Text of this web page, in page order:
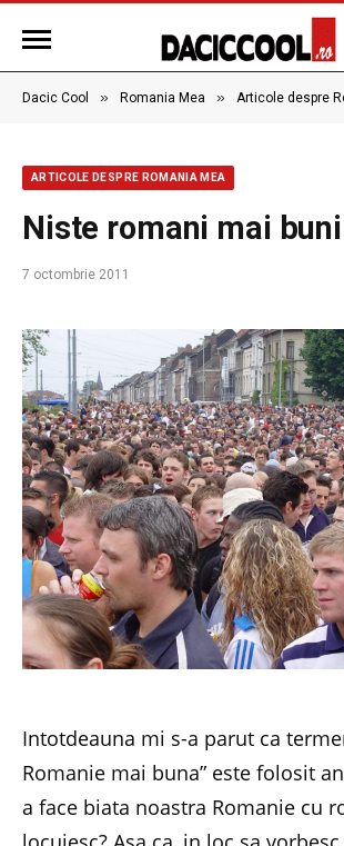
Dacic Cool » Romania Mea » Articole despre
ARTICOLE DESPRE ROMANIA MEA
Niste romani mai buni
7 octombrie 2011
Intotdeauna mi s-a parut ca
Romanie mai buna” este folosit
a face biata noastra Romanie cu